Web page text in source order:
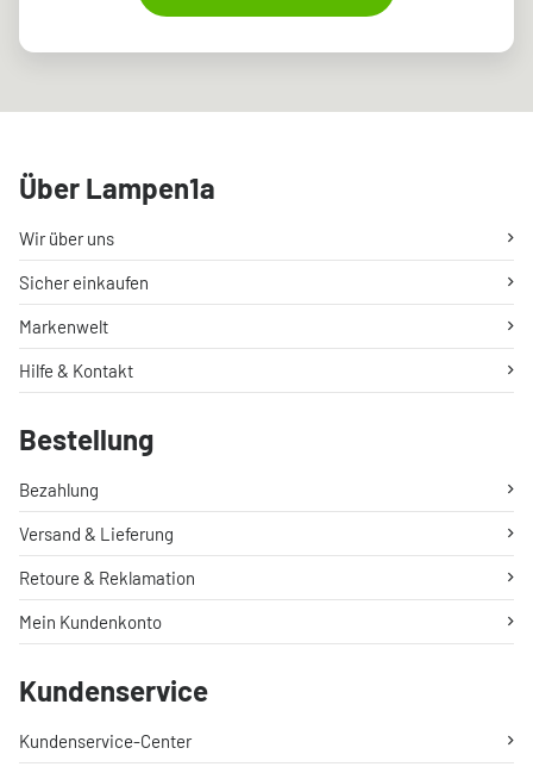
Über Lampen1a
Wir über uns
Sicher einkaufen
Markenwelt
Hilfe & Kontakt
Bestellung
Bezahlung
Versand & Lieferung
Retoure & Reklamation
Mein Kundenkonto
Kundenservice
Kundenservice-Center